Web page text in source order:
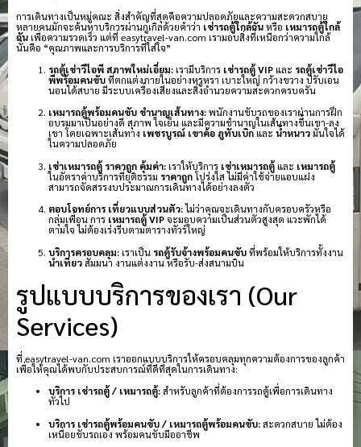
การเดินทางเป็นหมู่คณะ สิ่งสำคัญที่สุดคือความปลอดภัยและความสะดวกสบาย
หลายคนมักจะค้นหาบริการผ่านกูเกิลด้วยคำว่า เช่ารถตู้ใกล้ฉันหรือ เหมารถตู้ใกล้
ฉันเพื่อความรวดเร็ว แต่ที่ easytravel-van.com เรามอบสิ่งที่เหนือกว่าความใกล้
นั่นคือ “คุณภาพและการบริการที่ใส่ใจ”
รถตู้เช่าวีไอพี สภาพใหม่เอี่ยม:เรามีบริการ เช่ารถตู้ VIPและ รถตู้เช่าวีไอ
พีพร้อมคนขับที่ตกแต่งภายในอย่างหรูหรา เบาะใหญ่ กว้างขวาง ปรับเอน
นอนได้สบาย มีระบบเครื่องเสียงและสิ่งอำนวยความสะดวกครบครัน
เหมารถตู้พร้อมคนขับ ชำนาญเส้นทาง:พนักงานขับรถของเราผ่านการฝึก
อบรมมาเป็นอย่างดี สุภาพ ใจเย็น และมีความชำนาญในเส้นทางขึ้นเขา-ลง
เขา โดยเฉพาะเส้นทาง เพชรบูรณ์ เขาค้อภูทับเบิกและ น้ำหนาวมั่นใจได้
ในความปลอดภัย
เช่าเหมารถตู้ ราคาถูก คุ้มค่า:เราให้บริการ เช่าเหมารถตู้และ เหมารถตู้
ในอัตราค่าบริการที่ยุติธรรม ราคาถูกโปร่งใส ไม่มีค่าใช้จ่ายแอบแฝง
สามารถจัดสรรงบประมาณการเดินทางได้อย่างลงตัว
ตอบโจทย์การ เที่ยวแบบส่วนตัว:ไม่ว่าคุณจะเดินทางกับครอบครัวหรือ
กลุ่มเพื่อน การ เหมารถตู้ VIPจะมอบความเป็นส่วนตัวสูงสุด แวะพักได้
ตามใจ ไม่ต้องเร่งรีบตามตารางทัวร์ใหญ่
บริการครอบคลุม:เราเป็น รถตู้รับจ้างพร้อมคนขับที่พร้อมให้บริการทั้งงาน
นำเที่ยวสัมมนา งานแต่งงาน หรือรับ-ส่งสนามบิน
รูปแบบบริการของเรา (Our
Services)
ที่ easytravel-van.com เราออกแบบบริการให้ครอบคลุมทุกความต้องการของลูกค้า
เพื่อให้คุณได้พบกับประสบการณ์ที่ดีที่สุดในการเดินทาง:
บริการ เช่ารถตู้ / เหมารถตู้:สำหรับลูกค้าที่ต้องการรถตู้เพื่อการเดินทาง
ทั่วไป
บริการ เช่ารถตู้พร้อมคนขับ / เหมารถตู้พร้อมคนขับ:สะดวกสบาย ไม่ต้อง
เหนื่อยขับรถเอง พร้อมคนขับมืออาชีพ